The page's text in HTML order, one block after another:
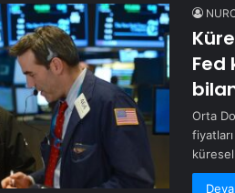
Fed
Orta